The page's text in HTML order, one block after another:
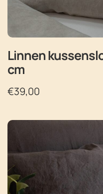
Linnen
cm
€39,00